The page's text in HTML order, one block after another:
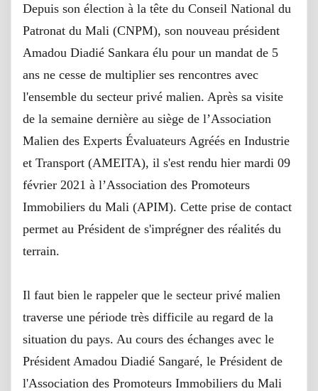
Depuis son élection à la tête du Conseil National du
Patronat du Mali (CNPM), son nouveau président
Amadou Diadié Sankara élu pour un mandat de 5
ans ne cesse de multiplier ses rencontres avec
l'ensemble du secteur privé malien. Après sa visite
de la semaine dernière au siège de l’Association
Malien des Experts Évaluateurs Agréés en Industrie
et Transport (AMEITA), il s'est rendu hier mardi 09
février 2021 à l’Association des Promoteurs
Immobiliers du Mali (APIM). Cette prise de contact
permet au Président de s'imprégner des réalités du
terrain.
Il faut bien le rappeler que le secteur privé malien
traverse une période très difficile au regard de la
situation du pays. Au cours des échanges avec le
Président Amadou Diadié Sangaré, le Président de
l'Association des Promoteurs Immobiliers du Mali